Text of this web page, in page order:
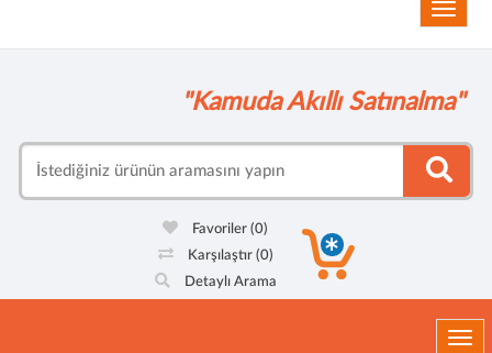
"Kamuda Akıllı Satınalma"
Favoriler(0)
Karşılaştır (0)
Detaylı Arama